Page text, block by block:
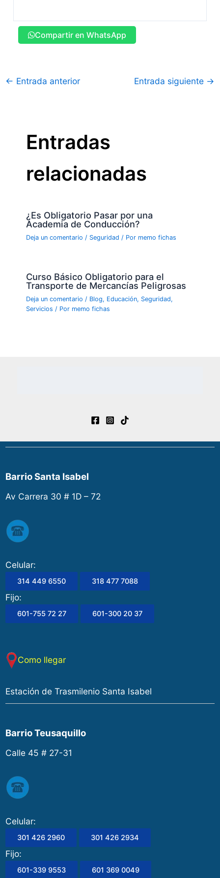
Compartir en WhatsApp
← Entrada anterior Entrada siguiente →
Entradas
relacionadas
¿Es Obligatorio Pasar por una
Academia de Conducción?
Deja un comentario / Seguridad / Por memo fichas
Curso Básico Obligatorio para el
Transporte de Mercancías Peligrosas
Deja un comentario / Blog, Educación, Seguridad,
Servicios / Por memo fichas
Barrio Santa Isabel
Av Carrera 30 # 1D – 72
Celular:
314 449 6550 318 477 7088
Fijo:
601-755 72 27 601-300 20 37
Como llegar
Estación de Trasmilenio Santa Isabel
Barrio Teusaquillo
Calle 45 # 27-31
Celular:
301 426 2960 301 426 2934
Fijo:
601-339 9553 601 369 0049